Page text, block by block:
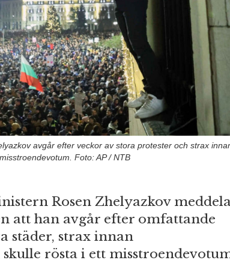
avgår efter veckor av stora protester och strax
Foto: AP / NTB
Rosen Zhelyazkov
att han avgår efter omfattande
städer, strax innan
rösta i ett